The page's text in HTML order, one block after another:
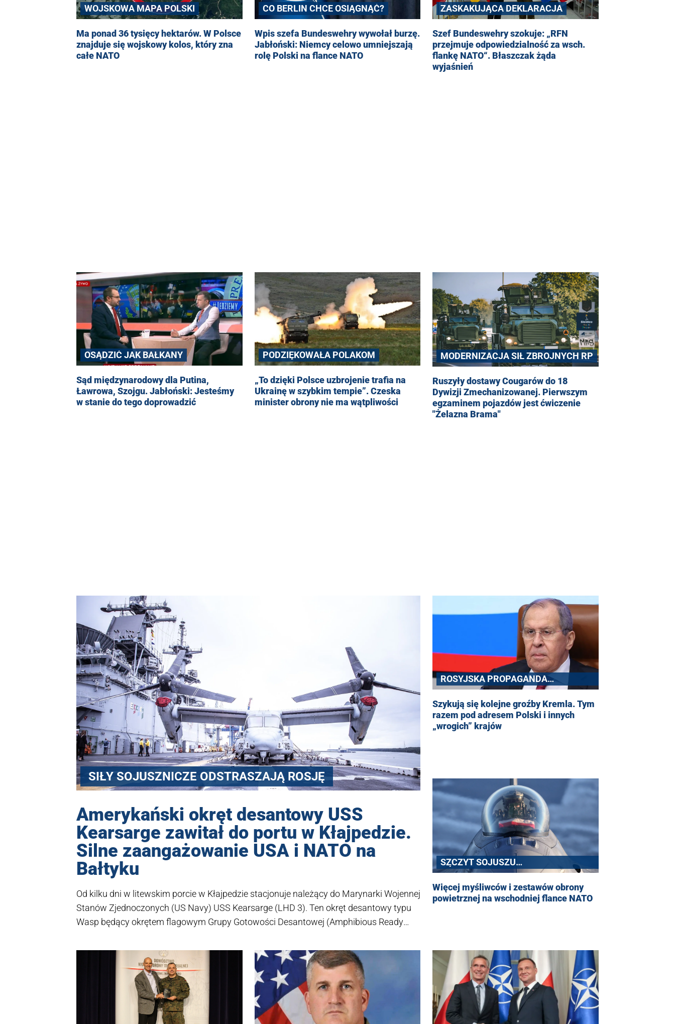
WOJSKOWA MAPA POLSKI
Ma ponad 36 tysięcy hektarów. W Polsce
znajduje się wojskowy kolos, który zna
całe NATO
CO BERLIN CHCE OSIĄGNĄĆ?
Wpis szefa Bundeswehry wywołał burzę.
Jabłoński: Niemcy celowo umniejszają
rolę Polski na flance NATO
ZASKAKUJĄCA DEKLARACJA
Szef Bundeswehry szokuje: „RFN
przejmuje odpowiedzialność za wsch.
flankę NATO“. Błaszczak żąda
wyjaśnień
OSĄDZIĆ JAK BAŁKANY
Sąd międzynarodowy dla Putina,
Ławrowa, Szojgu. Jabłoński: Jesteśmy
w stanie do tego doprowadzić
PODZIĘKOWAŁA POLAKOM
„To dzięki Polsce uzbrojenie trafia na
Ukrainę w szybkim tempie”. Czeska
minister obrony nie ma wątpliwości
MODERNIZACJA SIŁ ZBROJNYCH RP
Ruszyły dostawy Cougarów do 18
Dywizji Zmechanizowanej. Pierwszym
egzaminem pojazdów jest ćwiczenie
"Żelazna Brama"
SIŁY SOJUSZNICZE ODSTRASZAJĄ ROSJĘ
Amerykański okręt desantowy USS
Kearsarge zawitał do portu w Kłajpedzie.
Silne zaangażowanie USA i NATO na
Bałtyku
Od kilku dni w litewskim porcie w Kłajpedzie stacjonuje należący do Marynarki Wojennej
Stanów Zjednoczonych (US Navy) USS Kearsarge (LHD 3). Ten okręt desantowy typu
Wasp będący okrętem flagowym Grupy Gotowości Desantowej (Amphibious Ready
Rozmieszczenie USS Kearsarge (LHD-3) na Morzu Bałtyckim jest jasnym sygnałem dla
agresora. NATO wzmacnia swoją wschodnią flankę we wszystkich wymiarach –
oznajmi minister obrony Litwy, Arvydas Anušauskas, który wizytował USS Kearsarge.
ROSYJSKA PROPAGANDA
WYMIERZONA W NATO
Szykują się kolejne groźby Kremla. Tym
razem pod adresem Polski i innych
„wrogich” krajów
SZCZYT SOJUSZU
PÓŁNOCNOATLANTYCKIEGO
Więcej myśliwców i zestawów obrony
powietrznej na wschodniej flance NATO